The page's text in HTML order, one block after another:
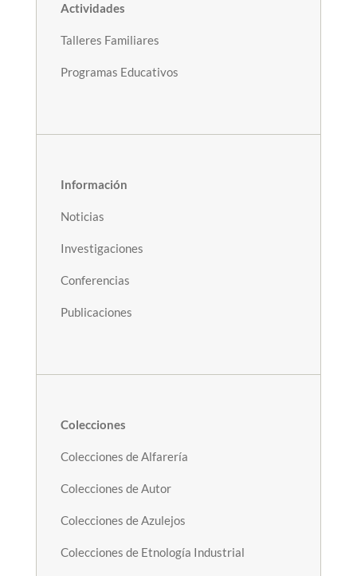
Actividades
Talleres Familiares
Programas Educativos
Información
Noticias
Investigaciones
Conferencias
Publicaciones
Colecciones
Colecciones de Alfarería
Colecciones de Autor
Colecciones de Azulejos
Colecciones de Etnología Industrial